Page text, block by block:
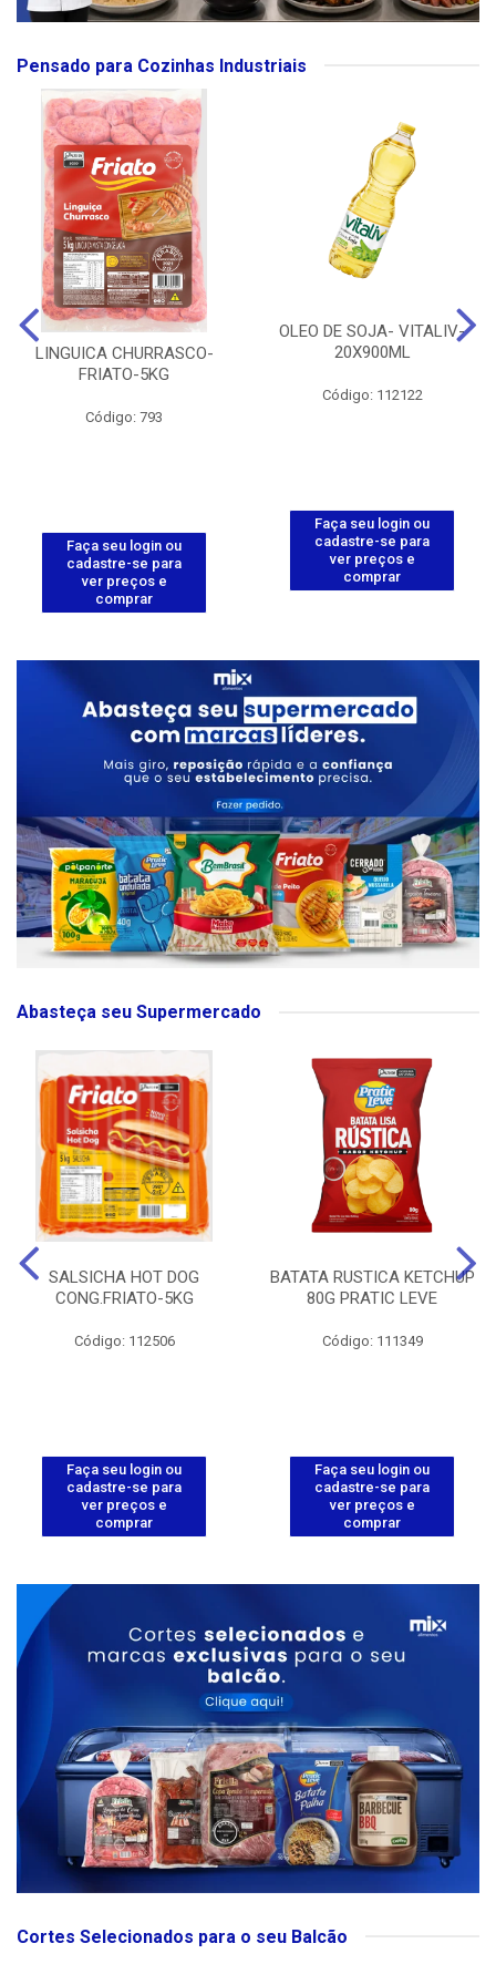
Pensado para Cozinhas Industriais
LINGUICA CHURRASCO-
FRIATO-5KG
Código: 793
Faça seu login ou
cadastre-se para
ver preços e
comprar
OLEO DE SOJA- VITALIV-
20X900ML
Código: 112122
Faça seu login ou
cadastre-se para
ver preços e
comprar
Abasteça seu Supermercado
SALSICHA HOT DOG
CONG.FRIATO-5KG
Código: 112506
Faça seu login ou
cadastre-se para
ver preços e
comprar
BATATA RUSTICA KETCHUP
80G PRATIC LEVE
Código: 111349
Faça seu login ou
cadastre-se para
ver preços e
comprar
Cortes Selecionados para o seu Balcão